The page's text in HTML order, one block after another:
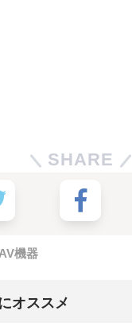
SHARE
AV機器
オススメ